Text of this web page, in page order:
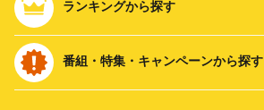
ランキングから探す
番組・特集・キャンペーンから探す